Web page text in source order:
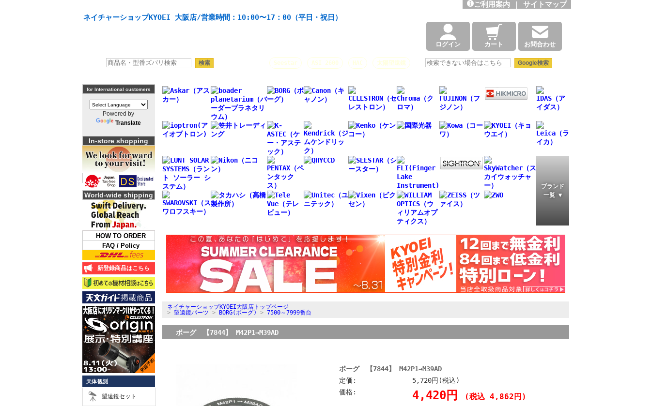
ネイチャーショップKYOEI 大阪店/営業時間：10:00〜17：00（平日・祝日）
ご利用案内 | サイトマップ
ログイン カート お問合わせ
Seestar ASI 2600 HAC 太陽望遠鏡
for International customers
Powered by
Translate
In-store shopping
World-wide shipping
HOW TO ORDER
FAQ / Policy
新登録商品はこちら
天体観測
望遠鏡セット
ブランド
一覧 ▼
ネイチャーショップKYOEI大阪店トップページ
> 望遠鏡パーツ > BORG(ボーグ) > 7500～7999番台
ボーグ 【7844】 M42P1→M39AD
ボーグ 【7844】 M42P1→M39AD
定価:
5,720円(税込)
価格:
4,420円 (税込 4,862円)